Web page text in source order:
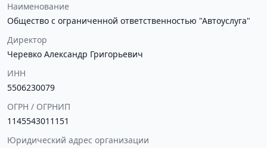
Наименование
Общество с ограниченной ответственностью "Автоуслуга"
Директор
Черевко Александр Григорьевич
ИНН
5506230079
ОГРН / ОГРНИП
1145543011151
Юридический адрес организации